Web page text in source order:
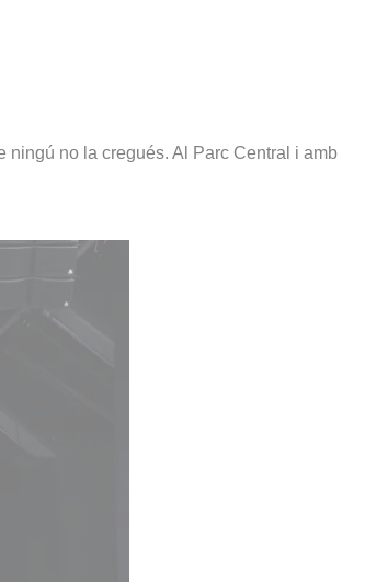
ningú no la cregués. Al Parc Central i amb